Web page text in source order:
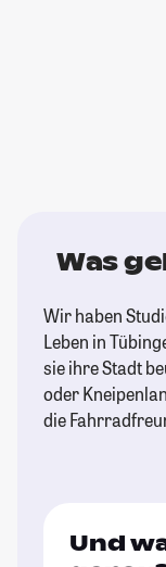
Was
Wir haben
Leben in
sie ihre Stadt
oder
die
Und